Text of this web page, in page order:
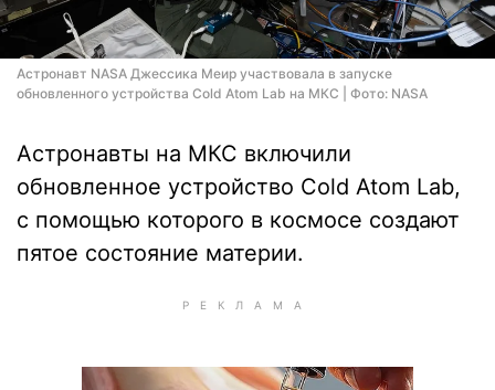
Астронавт NASA Джессика Меир участвовала в запуске
обновленного устройства Cold Atom Lab на МКС | Фото: NASA
Астронавты на МКС включили
обновленное устройство Cold Atom Lab,
с помощью которого в космосе создают
пятое состояние материи.